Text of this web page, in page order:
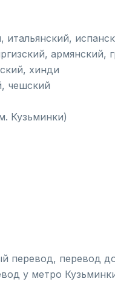
армянский,
хинди
чешский
Кузьминки)
перевод
у метро